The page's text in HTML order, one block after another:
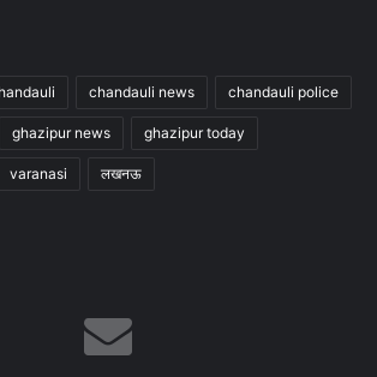
chandauli news chandauli police
ghazipur news ghazipur today
varanasi लखनऊ